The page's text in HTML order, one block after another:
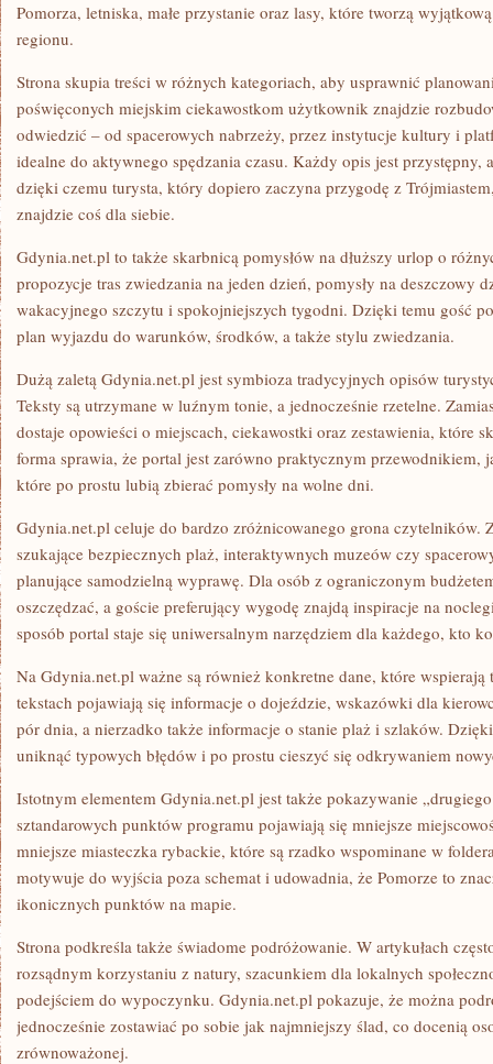
Pomorza, letniska, małe przystanie oraz lasy, które tworzą
regionu.
Strona skupia treści w różnych kategoriach, aby usprawnić
poświęconych miejskim ciekawostkom użytkownik znajdzie
odwiedzić – od spacerowych nabrzeży, przez instytucje kultury i
idealne do aktywnego spędzania czasu. Każdy opis jest przystępny,
dzięki czemu turysta, który dopiero zaczyna przygodę z
znajdzie coś dla siebie.
Gdynia.net.pl to także skarbnicą pomysłów na dłuższy urlop o
propozycje tras zwiedzania na jeden dzień, pomysły na deszczowy
wakacyjnego szczytu i spokojniejszych tygodni. Dzięki temu gość
plan wyjazdu do warunków, środków, a także stylu zwiedzania.
Dużą zaletą Gdynia.net.pl jest symbioza tradycyjnych opisów
Teksty są utrzymane w luźnym tonie, a jednocześnie rzetelne.
dostaje opowieści o miejscach, ciekawostki oraz zestawienia, które
forma sprawia, że portal jest zarówno praktycznym przewodnikiem,
które po prostu lubią zbierać pomysły na wolne dni.
Gdynia.net.pl celuje do bardzo zróżnicowanego grona czytelników.
szukające bezpiecznych plaż, interaktywnych muzeów czy
planujące samodzielną wyprawę. Dla osób z ograniczonym
oszczędzać, a goście preferujący wygodę znajdą inspiracje na
sposób portal staje się uniwersalnym narzędziem dla każdego, kto
Na Gdynia.net.pl ważne są również konkretne dane, które
tekstach pojawiają się informacje o dojeździe, wskazówki dla
pór dnia, a nierzadko także informacje o stanie plaż i szlaków.
uniknąć typowych błędów i po prostu cieszyć się odkrywaniem
Istotnym elementem Gdynia.net.pl jest także pokazywanie
sztandarowych punktów programu pojawiają się mniejsze
mniejsze miasteczka rybackie, które są rzadko wspominane w
motywuje do wyjścia poza schemat i udowadnia, że Pomorze to
ikonicznych punktów na mapie.
Strona podkreśla także świadome podróżowanie. W artykułach
rozsądnym korzystaniu z natury, szacunkiem dla lokalnych
podejściem do wypoczynku. Gdynia.net.pl pokazuje, że można
jednocześnie zostawiać po sobie jak najmniejszy ślad, co docenią
zrównoważonej.